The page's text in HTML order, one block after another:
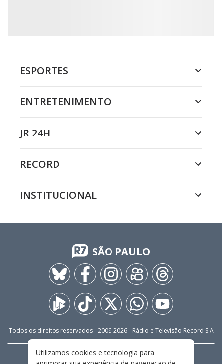
ESPORTES
ENTRETENIMENTO
JR 24H
RECORD
INSTITUCIONAL
SÃO PAULO
Todos os direitos reservados - 2009-2026- Rádio e Televisão Record S.A
FALE CONOSCO PRIVACIDADE
Utilizamos cookies e tecnologia para